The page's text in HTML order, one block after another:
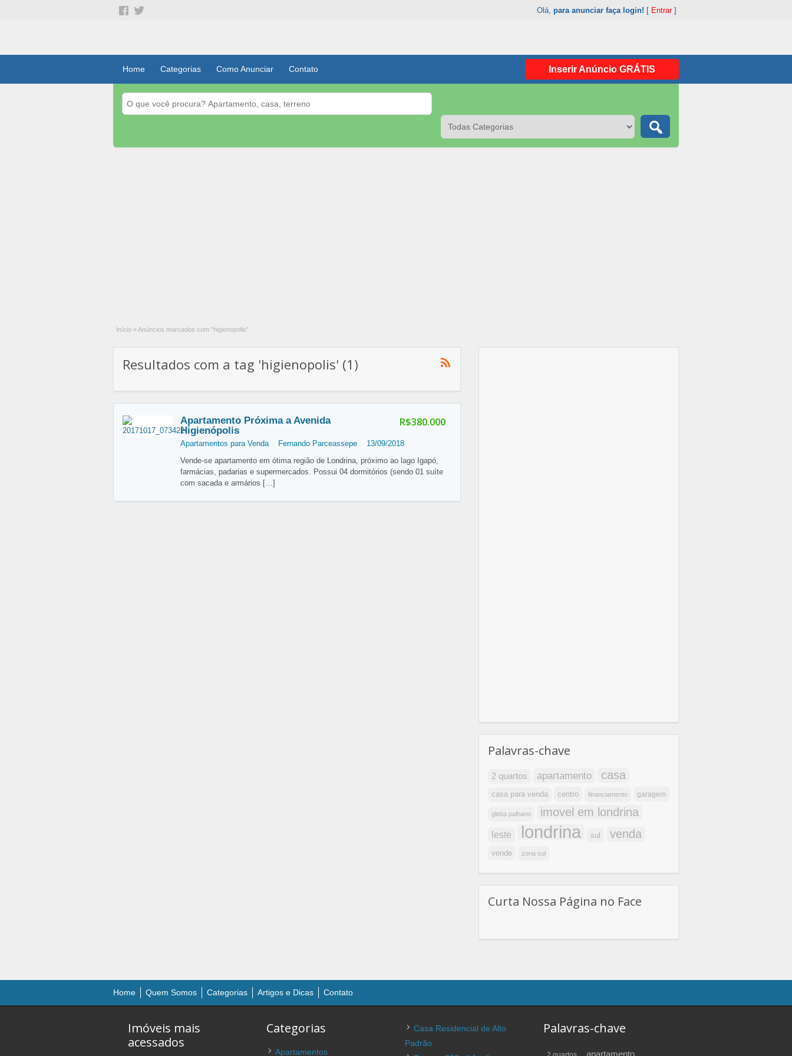
Olá, para anunciar faça login! [ Entrar]
Home Categorias Como Anunciar Contato Inserir Anúncio GRÁTIS
Início »Anúncios marcados com "higienopolis"
Resultados com a tag 'higienopolis' (1)
R$380.000
Apartamento Próxima a Avenida
Higienópolis
Apartamentos para Venda Fernando Parceassepe
13/09/2018
Vende-se apartamento em ótima região de Londrina, próximo ao lago Igapó,
farmácias, padarias e supermercados. Possui 04 dormitórios (sendo 01 suíte
com sacada e armários […]
Palavras-chave
2 quartos apartamento casa
casa para venda centro financiamento garagem
gleba palhano imovel em londrina
leste londrina sul venda
vende zona sul
Curta Nossa Página no Face
Home Quem Somos Categorias Artigos e Dicas Contato
Imóveis mais
acessados
Categorias
Apartamentos
Casa Residencial de Alto
Padrão
Palavras-chave
apartamento